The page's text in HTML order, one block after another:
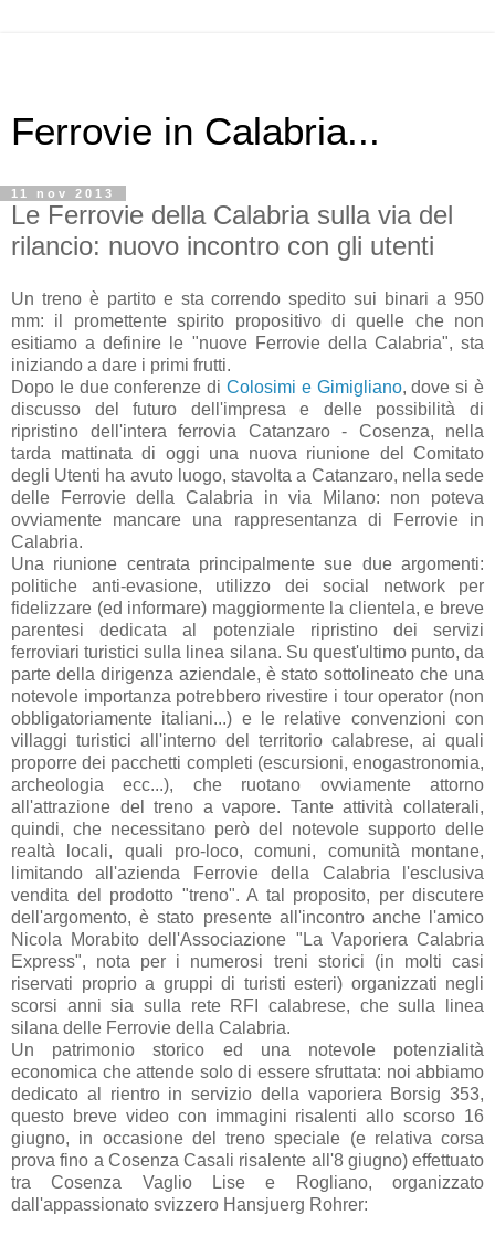
Ferrovie in Calabria...
11 nov 2013
Le Ferrovie della Calabria sulla via del
rilancio: nuovo incontro con gli utenti
Un treno è partito e sta correndo spedito sui binari a 950
mm: il promettente spirito propositivo di quelle che non
esitiamo a definire le "nuove Ferrovie della Calabria", sta
iniziando a dare i primi frutti.
Dopo le due conferenze di Colosimi e Gimigliano, dove si è
discusso del futuro dell'impresa e delle possibilità di
ripristino dell'intera ferrovia Catanzaro - Cosenza, nella
tarda mattinata di oggi una nuova riunione del Comitato
degli Utenti ha avuto luogo, stavolta a Catanzaro, nella sede
delle Ferrovie della Calabria in via Milano: non poteva
ovviamente mancare una rappresentanza di Ferrovie in
Calabria.
Una riunione centrata principalmente sue due argomenti:
politiche anti-evasione, utilizzo dei social network per
fidelizzare (ed informare) maggiormente la clientela, e breve
parentesi dedicata al potenziale ripristino dei servizi
ferroviari turistici sulla linea silana. Su quest'ultimo punto, da
parte della dirigenza aziendale, è stato sottolineato che una
notevole importanza potrebbero rivestire i tour operator (non
obbligatoriamente italiani...) e le relative convenzioni con
villaggi turistici all'interno del territorio calabrese, ai quali
proporre dei pacchetti completi (escursioni, enogastronomia,
archeologia ecc...), che ruotano ovviamente attorno
all'attrazione del treno a vapore. Tante attività collaterali,
quindi, che necessitano però del notevole supporto delle
realtà locali, quali pro-loco, comuni, comunità montane,
limitando all'azienda Ferrovie della Calabria l'esclusiva
vendita del prodotto "treno". A tal proposito, per discutere
dell'argomento, è stato presente all'incontro anche l'amico
Nicola Morabito dell'Associazione "La Vaporiera Calabria
Express", nota per i numerosi treni storici (in molti casi
riservati proprio a gruppi di turisti esteri) organizzati negli
scorsi anni sia sulla rete RFI calabrese, che sulla linea
silana delle Ferrovie della Calabria.
Un patrimonio storico ed una notevole potenzialità
economica che attende solo di essere sfruttata: noi abbiamo
dedicato al rientro in servizio della vaporiera Borsig 353,
questo breve video con immagini risalenti allo scorso 16
giugno, in occasione del treno speciale (e relativa corsa
prova fino a Cosenza Casali risalente all'8 giugno) effettuato
tra Cosenza Vaglio Lise e Rogliano, organizzato
dall'appassionato svizzero Hansjuerg Rohrer: